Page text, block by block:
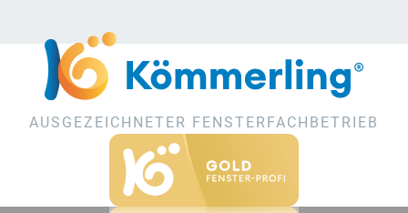
AUSGEZEICHNETER FENSTERFACHBETRIEB